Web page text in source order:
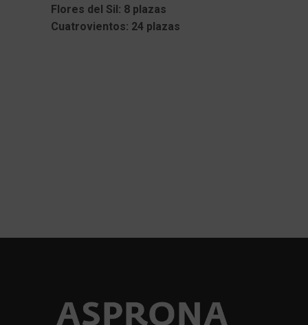
Flores del Sil: 8 plazas
Cuatrovientos: 24 plazas